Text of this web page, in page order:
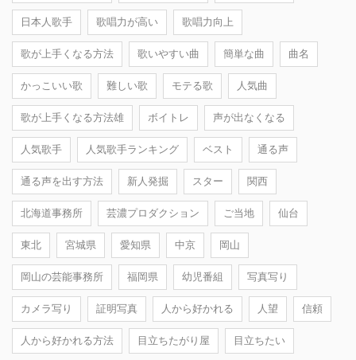
日本人歌手 歌唱力が高い 歌唱力向上
歌が上手くなる方法 歌いやすい曲 簡単な曲 曲名
かっこいい歌 難しい歌 モテる歌 人気曲
歌が上手くなる方法雄 ボイトレ 声が出なくなる
人気歌手 人気歌手ランキング ベスト 通る声
通る声を出す方法 新人発掘 スター 関西
北海道事務所 芸濃プロダクション ご当地 仙台
東北 宮城県 愛知県 中京 岡山
岡山の芸能事務所 福岡県 幼児番組 写真写り
カメラ写り 証明写真 人から好かれる 人望 信頼
人から好かれる方法 目立ちたがり屋 目立ちたい